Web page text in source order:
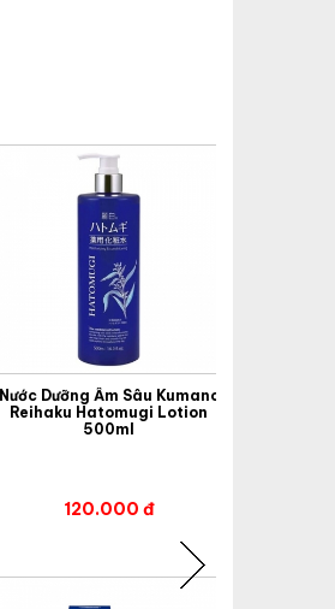
Nước Dưỡng Ẩm Sâu Kumano
Reihaku Hatomugi Lotion
500ml
120.000 đ